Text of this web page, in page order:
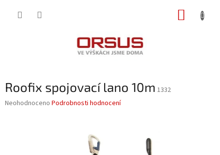
Roofix spojovací lano 10m 1332
Průměrné
Neohodnoceno Podrobnosti hodnocení